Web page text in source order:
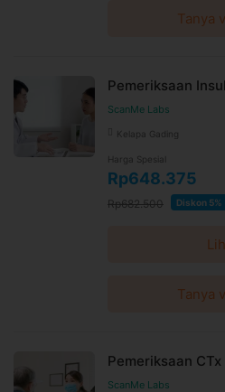
Tanya
Pemeriksaan
ScanMe Labs
Kelapa Gading
Harga Spesial
Rp648.375
Rp682.500 Diskon 5%
Tanya
Pemeriksaan
ScanMe Labs